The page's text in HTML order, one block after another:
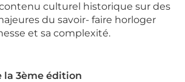
culturel historique sur des
du savoir- faire horloger
et sa complexité.
la 3ème édition